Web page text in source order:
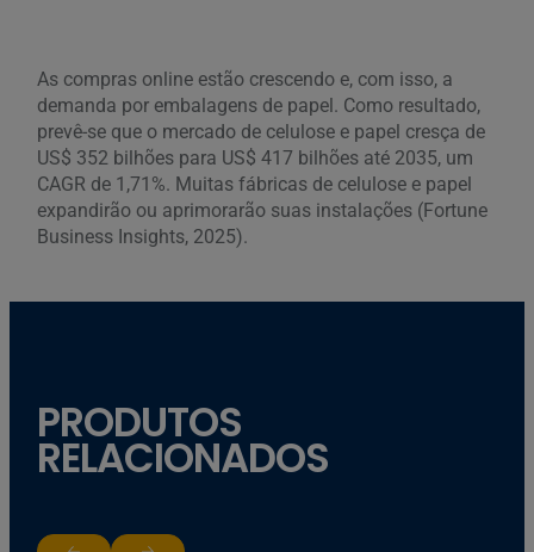
As compras online estão crescendo e, com isso, a
demanda por embalagens de papel. Como resultado,
prevê-se que o mercado de celulose e papel cresça de
US$ 352 bilhões para US$ 417 bilhões até 2035, um
CAGR de 1,71%. Muitas fábricas de celulose e papel
expandirão ou aprimorarão suas instalações (Fortune
Business Insights, 2025).
PRODUTOS
RELACIONADOS